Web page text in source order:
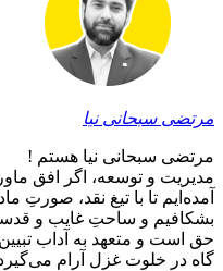
مرتضی سبحانی نیا
مرتضی سبحانی نیا هستم !
مدیریت و توسعه، اگر افق
آمده‌ایم تا با تیغ نقد، صورتِ
بشکافیم و ساحتِ غایب و قدسی
حق است و متعهد به آداب
گاه در خلوت غزل آرام